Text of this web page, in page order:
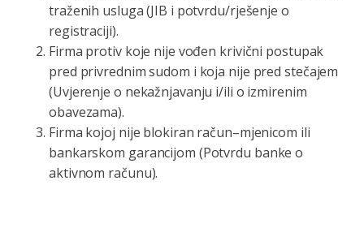
traženih usluga (JIB i potvrdu/rješenje o
registraciji).
Firma protiv koje nije vođen krivični postupak
pred privrednim sudom i koja nije pred stečajem
(Uvjerenje o nekažnjavanju i/ili o izmirenim
obavezama).
Firma kojoj nije blokiran račun–mjenicom ili
bankarskom garancijom (Potvrdu banke o
aktivnom računu).